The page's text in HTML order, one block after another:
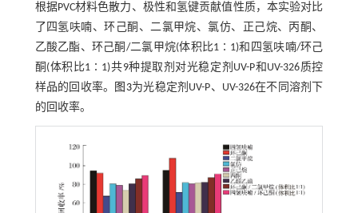
根据PVC材料色散力、极性和氢键贡献值性质，本实验对比
了四氢呋喃、环己酮、二氯甲烷、氯仿、正己烷、丙酮、
乙酸乙酯、环己酮/二氯甲烷(体积比1∶1)和四氢呋喃/环己
酮(体积比1∶1)共9种提取剂对光稳定剂UV-P和UV-326质控
样品的回收率。
图3为光稳定剂UV-P、UV-326在不同溶剂下
的回收率。